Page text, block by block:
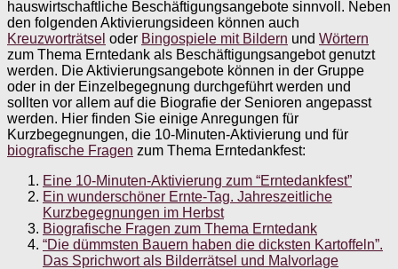
hauswirtschaftliche Beschäftigungsangebote sinnvoll. Neben
den folgenden Aktivierungsideen können auch
Kreuzworträtsel oder Bingospiele mit Bildern und Wörtern
zum Thema Erntedank als Beschäftigungsangebot genutzt
werden. Die Aktivierungsangebote können in der Gruppe
oder in der Einzelbegegnung durchgeführt werden und
sollten vor allem auf die Biografie der Senioren angepasst
werden. Hier finden Sie einige Anregungen für
Kurzbegegnungen, die 10-Minuten-Aktivierung und für
biografische Fragen zum Thema Erntedankfest:
Eine 10-Minuten-Aktivierung zum “Erntedankfest”
Ein wunderschöner Ernte-Tag. Jahreszeitliche
Kurzbegegnungen im Herbst
Biografische Fragen zum Thema Erntedank
“Die dümmsten Bauern haben die dicksten Kartoffeln”.
Das Sprichwort als Bilderrätsel und Malvorlage